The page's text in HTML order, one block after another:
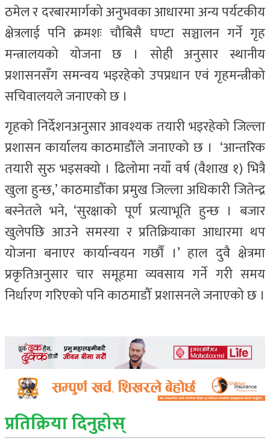
ठमेल र दरबारमार्गको अनुभवका आधारमा अन्य पर्यटकीय
क्षेत्रलाई पनि क्रमशः चौबिसै घण्टा सञ्चालन गर्ने गृह
मन्त्रालयको योजना छ । सोही अनुसार स्थानीय
प्रशासनसँग समन्वय भइरहेको उपप्रधान एवं गृहमन्त्रीको
सचिवालयले जनाएको छ ।
गृहको निर्देशनअनुसार आवश्यक तयारी भइरहेको जिल्ला
प्रशासन कार्यालय काठमाडौँले जनाएको छ । ‘आन्तरिक
तयारी सुरु भइसक्यो । ढिलोमा नयाँ वर्ष (वैशाख १) भित्रै
खुला हुन्छ,’ काठमाडौँका प्रमुख जिल्ला अधिकारी जितेन्द्र
बस्नेतले भने, ‘सुरक्षाको पूर्ण प्रत्याभूति हुन्छ । बजार
खुलेपछि आउने समस्या र प्रतिक्रियाका आधारमा थप
योजना बनाएर कार्यान्वयन गर्छौं ।’ हाल दुवै क्षेत्रमा
प्रकृतिअनुसार चार समूहमा व्यवसाय गर्ने गरी समय
निर्धारण गरिएको पनि काठमाडौँ प्रशासनले जनाएको छ ।
प्रतिक्रिया दिनुहोस्